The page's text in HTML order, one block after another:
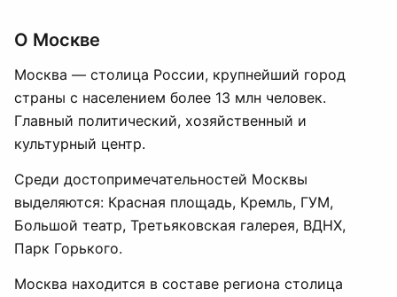
О Москве
Москва — столица России, крупнейший город
страны с населением более 13 млн человек.
Главный политический, хозяйственный и
культурный центр.
Среди достопримечательностей Москвы
выделяются: Красная площадь, Кремль, ГУМ,
Большой театр, Третьяковская галерея, ВДНХ,
Парк Горького.
Москва находится в составе региона столица